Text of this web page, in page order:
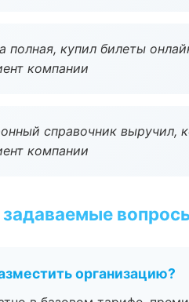
полная, купил билеты
компании
справочник выручил,
компании
задаваемые
организацию?